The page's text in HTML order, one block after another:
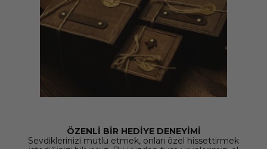
ÖZENLİ BİR HEDİYE DENEYİMİ
Sevdiklerinizi mutlu etmek, onları özel hissettirmek